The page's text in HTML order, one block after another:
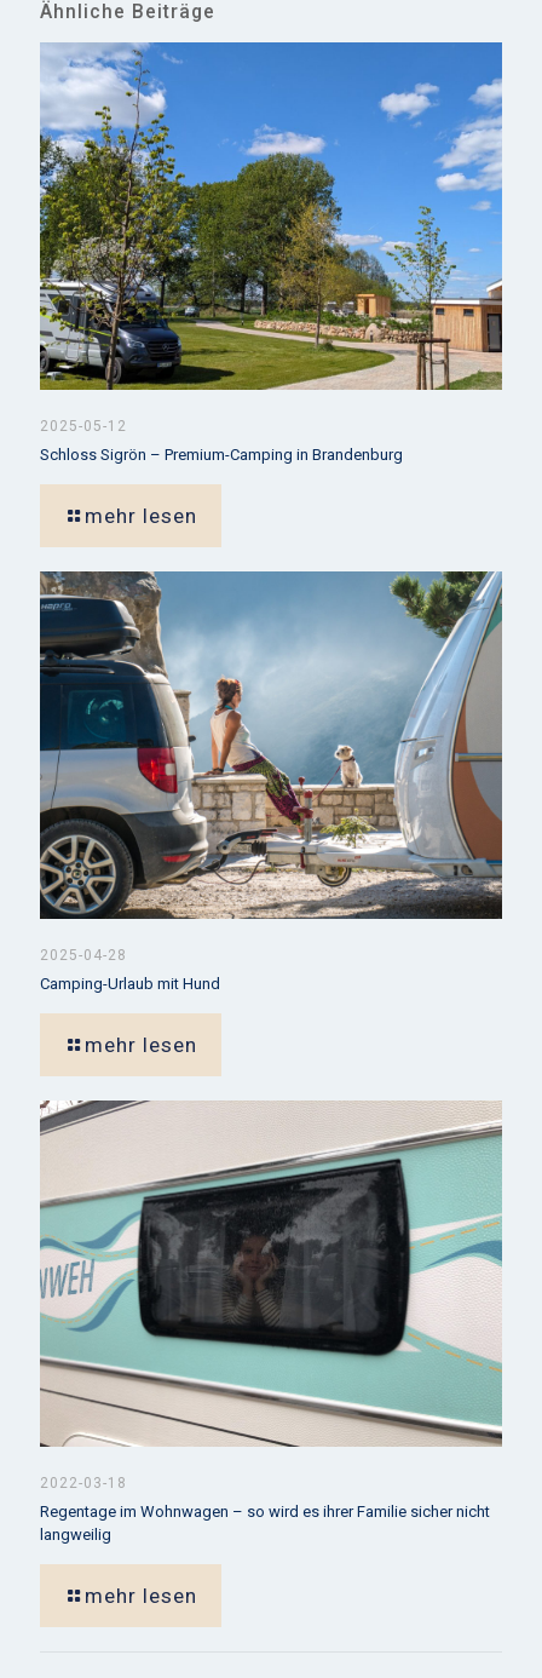
Ähnliche Beiträge
2025-05-12
Schloss Sigrön – Premium-Camping in Brandenburg
mehr lesen
2025-04-28
Camping-Urlaub mit Hund
mehr lesen
2022-03-18
Regentage im Wohnwagen – so wird es ihrer Familie sicher nicht
langweilig
mehr lesen